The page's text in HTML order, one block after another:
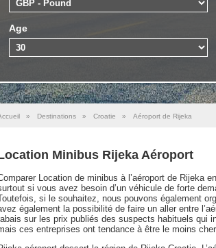
Age
» Destinations » Croatie » Aéroport de Rijeka
Minibus Rijeka Aéroport
Location de minibus à l’aéroport de Rijeka
si vous avez besoin d’un véhicule de forte
si le souhaitez, nous pouvons également
également la possibilité de faire un aller entre
sur les prix publiés des suspects habituels qui
ces entreprises ont tendance à être le moins cher.